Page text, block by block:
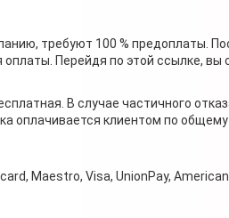
требуют 100 % предоплаты.
Перейдя по этой ссылке,
В случае частичного
оплачивается клиентом по
Maestro, Visa, UnionPay,